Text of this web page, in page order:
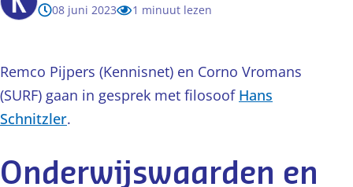
08 juni 2023
1 minuut lezen
Remco Pijpers (Kennisnet) en Corno Vromans
(SURF) gaan in gesprek met filosoof Hans
Schnitzler.
Onderwijswaarden en